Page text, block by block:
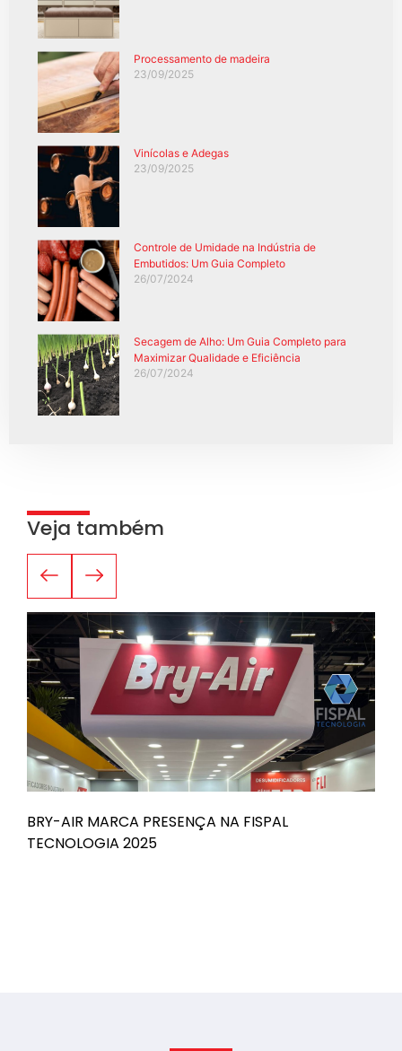
Processamento de madeira
23/09/2025
Vinícolas e Adegas
23/09/2025
Controle de Umidade na Indústria de
Embutidos: Um Guia Completo
26/07/2024
Secagem de Alho: Um Guia Completo para
Maximizar Qualidade e Eficiência
26/07/2024
Veja também
BRY-AIR MARCA PRESENÇA NA FISPAL
TECNOLOGIA 2025